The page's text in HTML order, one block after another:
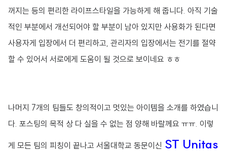
꺼지는 등의 편리한 라이프스타일을 가능하게 해 줍니다. 아직 기술
적인 부분에서 개선되어야 할 부분이 남아 있지만 사용화가 된다면
사용자게 입장에서 더 편리하고, 관리자의 입장에서는 전기를 절약
할 수 있어서 서로에게 도움이 될 것으로 보이네요 ㅎㅎ
나머지 7개의 팀들도 창의적이고 멋있는 아이템을 소개를 하였습니
다. 포스팅의 목적 상 다 실을 수 없는 점 양해 바랄께요 ㅠㅠ. 이렇
게 모든 팀의 피칭이 끝나고 서울대학교 동문이신 ST Unitas